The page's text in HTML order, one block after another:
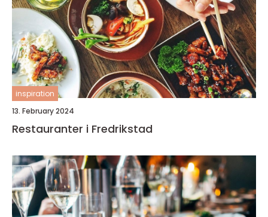
inspiration
13. February 2024
Restauranter i Fredrikstad